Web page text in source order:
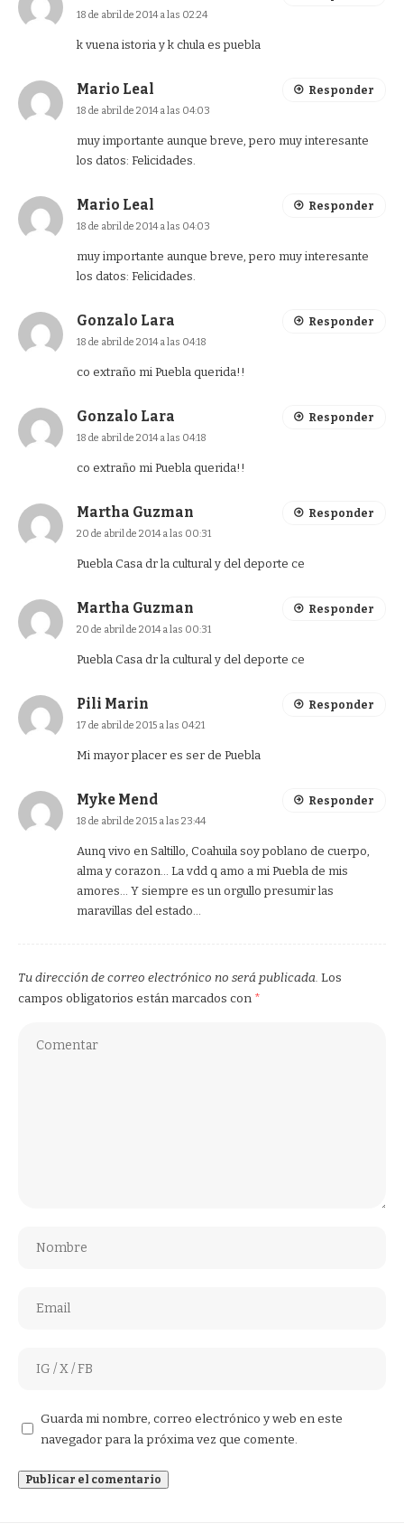
18 de abril de 2014 a las 02:24
k vuena istoria y k chula es puebla
Mario Leal
18 de abril de 2014 a las 04:03
muy importante aunque breve, pero muy interesante
los datos: Felicidades.
Responder
Mario Leal
18 de abril de 2014 a las 04:03
muy importante aunque breve, pero muy interesante
los datos: Felicidades.
Responder
Gonzalo Lara
18 de abril de 2014 a las 04:18
co extraño mi Puebla querida!!
Responder
Gonzalo Lara
18 de abril de 2014 a las 04:18
co extraño mi Puebla querida!!
Responder
Martha Guzman
20 de abril de 2014 a las 00:31
Puebla Casa dr la cultural y del deporte ce
Responder
Martha Guzman
20 de abril de 2014 a las 00:31
Puebla Casa dr la cultural y del deporte ce
Responder
Pili Marin
17 de abril de 2015 a las 04:21
Mi mayor placer es ser de Puebla
Responder
Myke Mend
18 de abril de 2015 a las 23:44
Aunq vivo en Saltillo, Coahuila soy poblano de cuerpo,
alma y corazon… La vdd q amo a mi Puebla de mis
amores… Y siempre es un orgullo presumir las
maravillas del estado…
Responder
Tu dirección de correo electrónico no será publicada. Los
campos obligatorios están marcados con *
Guarda mi nombre, correo electrónico y web en este
navegador para la próxima vez que comente.